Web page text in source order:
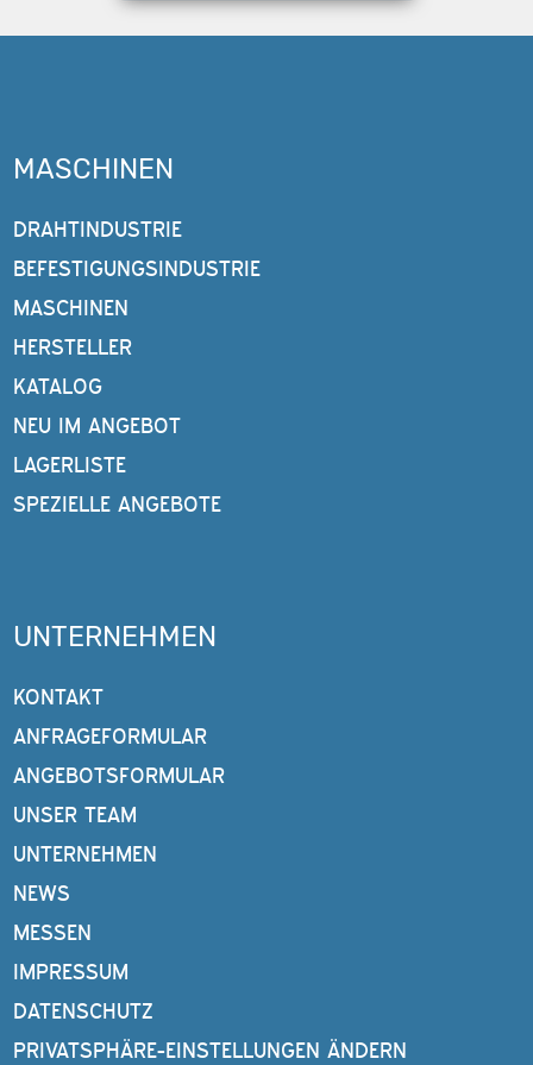
MASCHINEN
DRAHTINDUSTRIE
BEFESTIGUNGSINDUSTRIE
MASCHINEN
HERSTELLER
KATALOG
NEU IM ANGEBOT
LAGERLISTE
SPEZIELLE ANGEBOTE
UNTERNEHMEN
KONTAKT
ANFRAGEFORMULAR
ANGEBOTSFORMULAR
UNSER TEAM
UNTERNEHMEN
NEWS
MESSEN
IMPRESSUM
DATENSCHUTZ
PRIVATSPHÄRE-EINSTELLUNGEN ÄNDERN